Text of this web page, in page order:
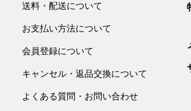
送料・配送について
お支払い方法について
会員登録について
キャンセル・返品交換について
よくある質問・お問い合わせ